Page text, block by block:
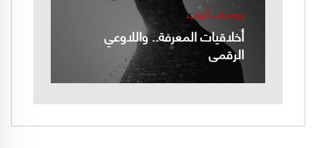
يوسف أيوب
أخلاقيات المعرفة.. واللاوعي
الرقمي